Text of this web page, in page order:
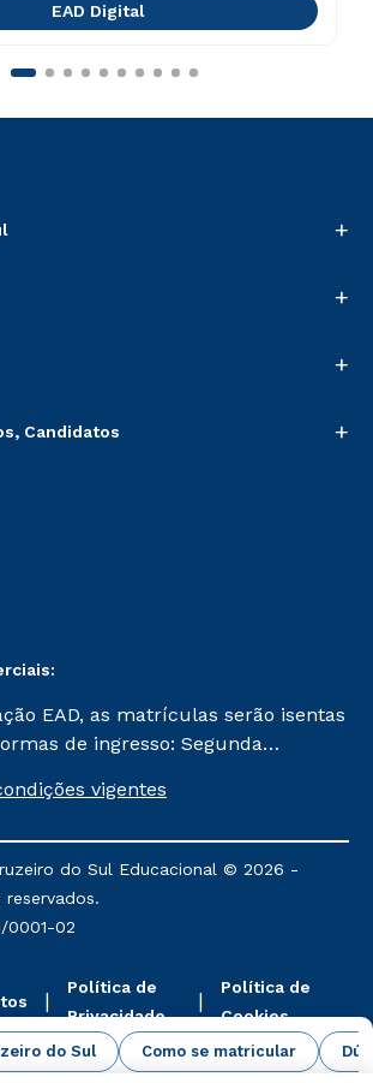
do Sul Como se matricular
EAD Digital
+
+
+
Candidatos +
EAD, as matrículas serão isentas
de ingresso: Segunda
a taxa de matrícula será de R$
referentes aos cursos: Ensino
para a Docência e Metodologia
Questões Atuais.
vigentes
do Sul Educacional © 2026 -
0001-02
Política de
Privacidade
Política de
Cookies